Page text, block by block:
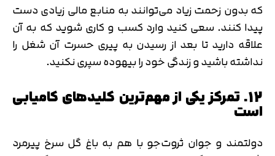
که بدون زحمت زیاد می‌توانند به منابع مالی زیادی دست
پیدا کنند. سعی کنید وارد کسب و کاری شوید که به آن
علاقه دارید تا بعد از رسیدن به پیری حسرت آن شغل را
نداشته باشید و زندگی خود را بیهوده سپری نکنید.
12. تمرکز یکی از مهم‌ترین کلیدهای کامیابی
است
دولتمند و جوان ثروت‌جو با هم به باغ گل سرخ پیرمرد